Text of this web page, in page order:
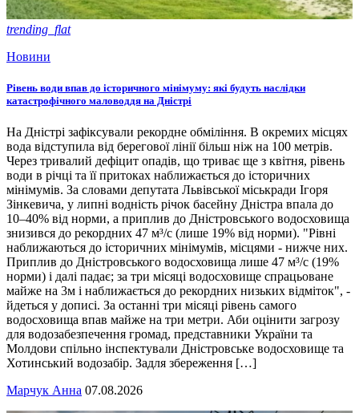
trending_flat
Новини
Рівень води впав до історичного мінімуму: які будуть наслідки
катастрофічного маловоддя на Дністрі
На Дністрі зафіксували рекордне обміління. В окремих місцях
вода відступила від берегової лінії більш ніж на 100 метрів.
Через тривалий дефіцит опадів, що триває ще з квітня, рівень
води в річці та її притоках наближається до історичних
мінімумів. За словами депутата Львівської міськради Ігоря
Зінкевича, у липні водність річок басейну Дністра впала до
10–40% від норми, а приплив до Дністровського водосховища
знизився до рекордних 47 м³/с (лише 19% від норми). "Рівні
наближаються до історичних мінімумів, місцями - нижче них.
Приплив до Дністровського водосховища лише 47 м³/с (19%
норми) і далі падає; за три місяці водосховище спрацьоване
майже на 3м і наближається до рекордних низьких відміток", -
йдеться у дописі. За останні три місяці рівень самого
водосховища впав майже на три метри. Аби оцінити загрозу
для водозабезпечення громад, представники України та
Молдови спільно інспектували Дністровське водосховище та
Хотинський водозабір. Задля збереження […]
Марчук Анна 07.08.2026